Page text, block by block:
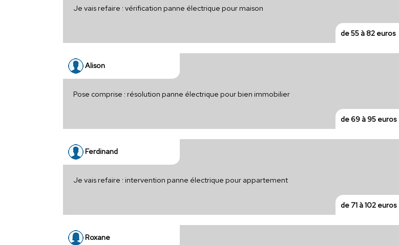
Je vais refaire : vérification panne électrique pour maison
de 55 à 82 euros
Alison
Pose comprise : résolution panne électrique pour bien immobilier
de 69 à 95 euros
Ferdinand
Je vais refaire : intervention panne électrique pour appartement
de 71 à 102 euros
Roxane